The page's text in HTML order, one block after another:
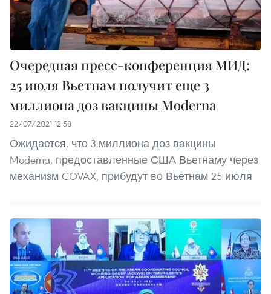
Очередная пресс-конференция МИД:
25 июля Вьетнам получит еще 3
миллиона доз вакцины Moderna
22/07/2021 12:58
Ожидается, что 3 миллиона доз вакцины
Moderna, предоставленные США Вьетнаму через
механизм COVAX, прибудут во Вьетнам 25 июля